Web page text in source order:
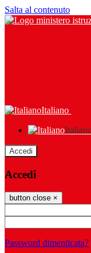
Salta al contenuto
Italiano
Accedi
Accedi
button close ×
Password dimenticata?